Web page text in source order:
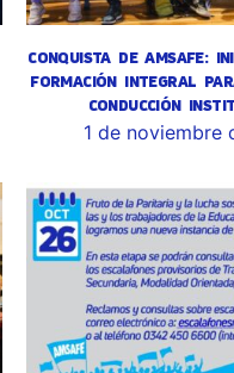
CONQUISTA DE AMSAFE:
FORMACIÓN INTEGRAL
CONDUCCIÓN
1 de noviembre